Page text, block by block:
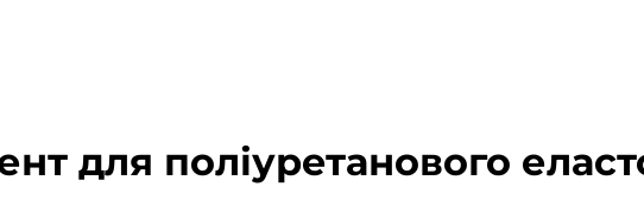
для поліуретанового